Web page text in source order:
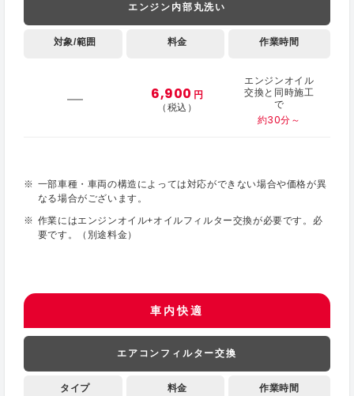
エンジン内部丸洗い
対象/範囲 料金 作業時間
6,900 円
（税込）
エンジンオイル
交換と同時施工
で
約30分～
一部車種・車両の構造によっては対応ができない場合や価格が異
なる場合がございます。
作業にはエンジンオイル+オイルフィルター交換が必要です。必
要です。（別途料金）
車内快適
エアコンフィルター交換
タイプ 料金 作業時間